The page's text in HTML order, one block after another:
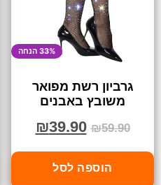
33% הנחה
גרביון רשת מפואר
משובץ באבנים
₪59.90
₪39.90
הוספה לסל